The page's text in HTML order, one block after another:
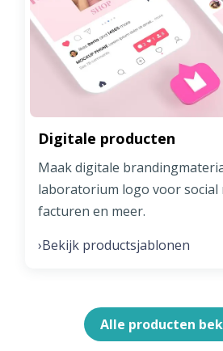
Digitale producten
Maak digitale
laboratorium logo voor social
facturen en meer.
›Bekijk productsjablonen
Alle producten